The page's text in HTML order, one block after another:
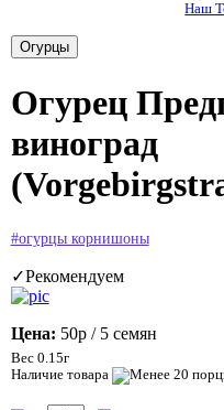
Наш
Огурец
виноград
#огурцы корнишоны
✓Рекомендуем
Цена: 50р / 5 семян
Вес 0.15г
Наличие товара